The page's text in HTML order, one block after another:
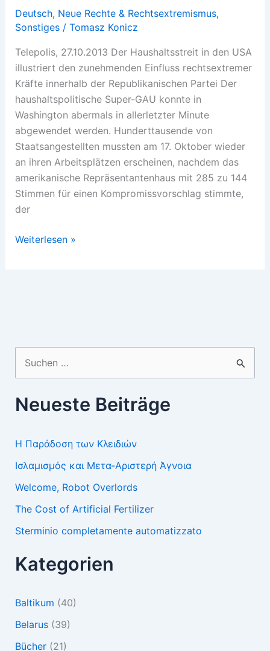
Deutsch, Neue Rechte & Rechtsextremismus,
Sonstiges/ Tomasz Konicz
Telepolis, 27.10.2013 Der Haushaltsstreit in den USA
illustriert den zunehmenden Einfluss rechtsextremer
Kräfte innerhalb der Republikanischen Partei Der
haushaltspolitische Super-GAU konnte in
Washington abermals in allerletzter Minute
abgewendet werden. Hunderttausende von
Staatsangestellten mussten am 17. Oktober wieder
an ihren Arbeitsplätzen erscheinen, nachdem das
amerikanische Repräsentantenhaus mit 285 zu 144
Stimmen für einen Kompromissvorschlag stimmte,
der
Tea
Weiterlesen »
nach:
Neueste Beiträge
Η Παράδοση των Κλειδιών
Ισλαμισμός και Μετα-Αριστερή Άγνοια
Welcome, Robot Overlords
The Cost of Artificial Fertilizer
Sterminio completamente automatizzato
Kategorien
Baltikum (40)
Belarus(39)
Bücher(21)